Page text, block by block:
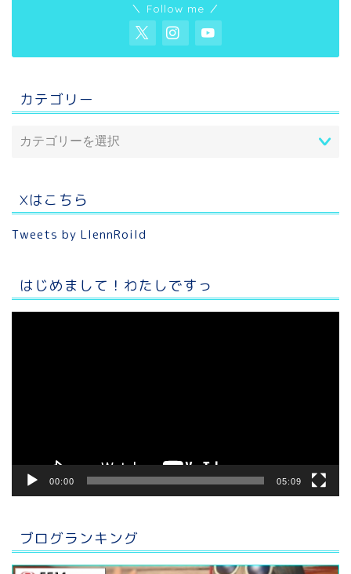
＼ Follow me ／
カテゴリー
Xはこちら
Tweets by LlennRoild
はじめまして！わたしですっ
00:00 05:09
ブログランキング